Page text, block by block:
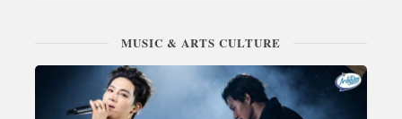
MUSIC & ARTS CULTURE